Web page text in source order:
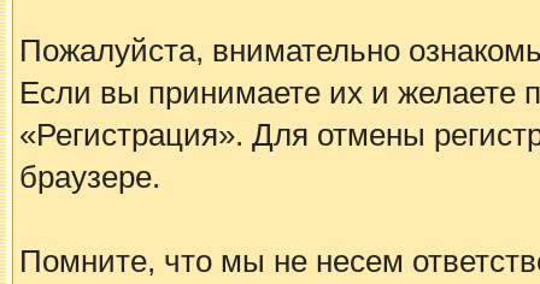
Пожалуйста, внимательно
Если вы принимаете их и желаете
«Регистрация». Для отмены
браузере.
Помните, что мы не несем